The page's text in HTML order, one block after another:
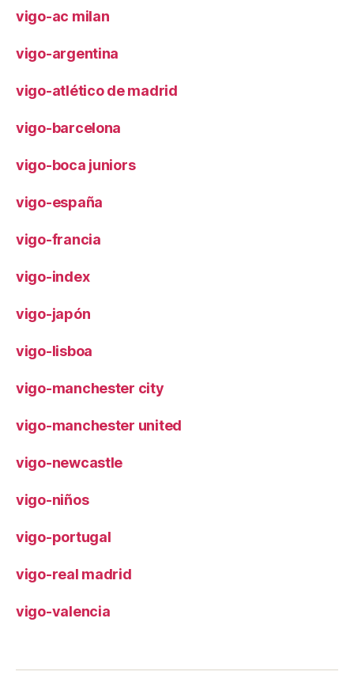
vigo-ac milan
vigo-argentina
vigo-atlético de madrid
vigo-barcelona
vigo-boca juniors
vigo-españa
vigo-francia
vigo-index
vigo-japón
vigo-lisboa
vigo-manchester city
vigo-manchester united
vigo-newcastle
vigo-niños
vigo-portugal
vigo-real madrid
vigo-valencia